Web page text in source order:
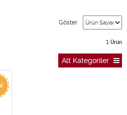
Göster
1 Ürün
Alt Kategoriler